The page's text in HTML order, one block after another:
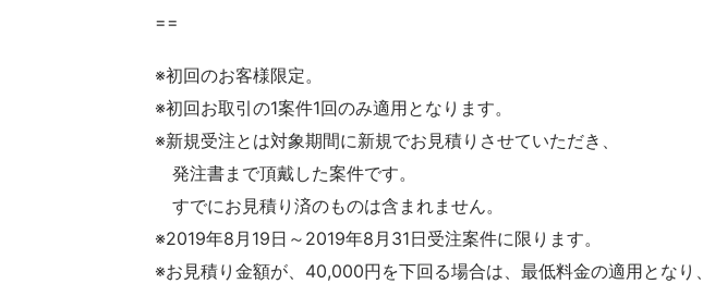
==
※初回のお客様限定。
※初回お取引の1案件1回のみ適用となります。
※新規受注とは対象期間に新規でお見積りさせていただき、
発注書まで頂戴した案件です。
すでにお見積り済のものは含まれません。
※2019年8月19日～2019年8月31日受注案件に限ります。
※お見積り金額が、40,000円を下回る場合は、最低料金の適用となり、